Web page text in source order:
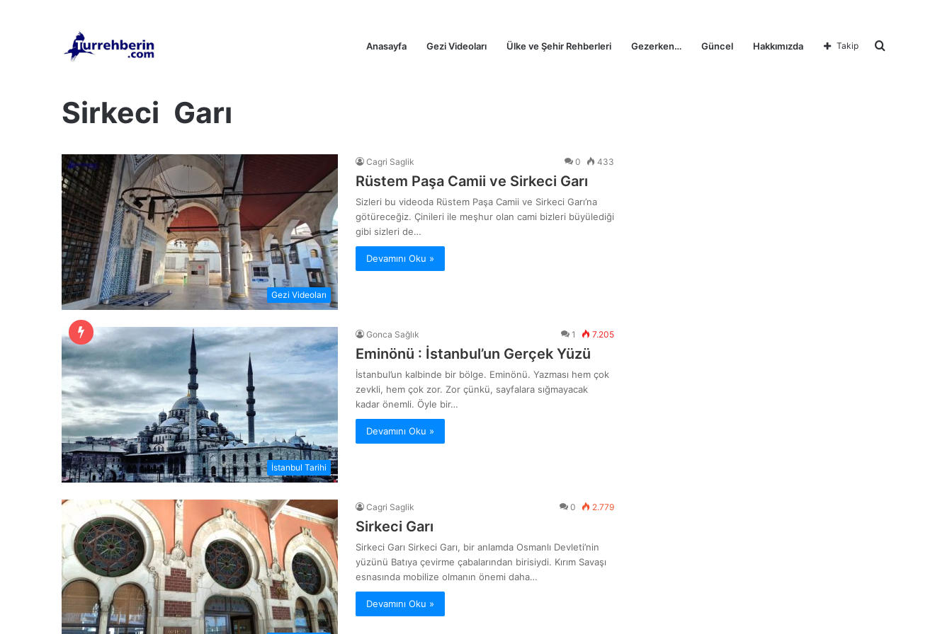
Anasayfa Gezi Videoları Ülke ve Şehir Rehberleri Gezerken… Güncel Hakkımızda Arama
Takip
Sirkeci Garı
Gezi Videoları
Cagri Saglik 0 433
Rüstem Paşa Camii ve Sirkeci Garı
Sizleri bu videoda Rüstem Paşa Camii ve Sirkeci Garı’na
götüreceğiz. Çinileri ile meşhur olan cami bizleri büyülediği
gibi sizleri de…
Devamını Oku »
İstanbul Tarihi
Gonca Sağlık 1 7.205
Eminönü : İstanbul’un Gerçek Yüzü
İstanbul’un kalbinde bir bölge. Eminönü. Yazması hem çok
zevkli, hem çok zor. Zor çünkü, sayfalara sığmayacak
kadar önemli. Öyle bir…
Devamını Oku »
Cagri Saglik 0 2.779
Sirkeci Garı
Sirkeci Garı Sirkeci Garı, bir anlamda Osmanlı Devleti’nin
yüzünü Batıya çevirme çabalarından birisiydi. Kırım Savaşı
esnasında mobilize olmanın önemi daha…
Devamını Oku »